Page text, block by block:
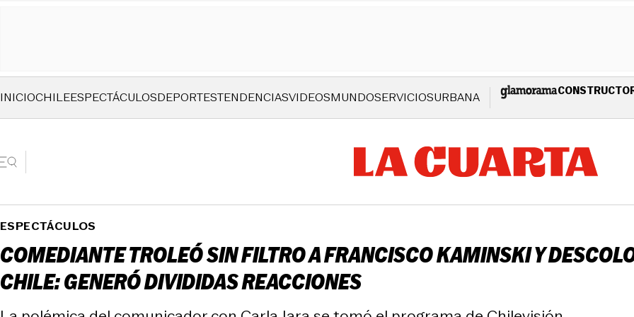
INICIOCHILEESPECTÁCULOSDEPORTESTENDENCIASVIDEOSMUNDOSERVICIOSURBANA
ESPECTÁCULOS
COMEDIANTE TROLEÓ SIN FILTRO A FRANCISCO KAMINSKI Y
CHILE: GENERÓ DIVIDIDAS REACCIONES